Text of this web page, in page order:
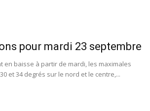
pour mardi 23 septembre
en baisse à partir de mardi, les maximales
et 34 degrés sur le nord et le centre,...